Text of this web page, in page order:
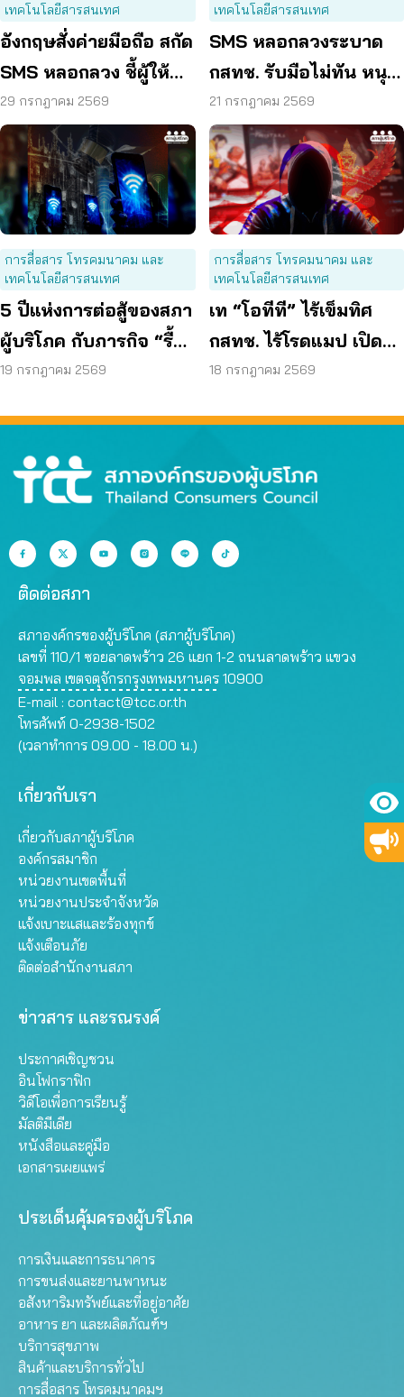
เทคโนโลยีสารสนเทศ
อังกฤษสั่งค่ายมือถือ สกัด
SMS หลอกลวง ชี้ผู้ให้
บริการต้องร่วมรับผิด
29 กรกฎาคม 2569
เทคโนโลยีสารสนเทศ
SMS หลอกลวงระบาด
กสทช. รับมือไม่ทัน หนุน
ใช้ พ.ร.ก. ไซเบอร์ เข้มข้น
21 กรกฎาคม 2569
การสื่อสาร โทรคมนาคม และ
เทคโนโลยีสารสนเทศ
5 ปีแห่งการต่อสู้ของสภา
ผู้บริโภค กับภารกิจ “รื้อ
กสทช.” เพื่อทวงคืนสิทธิ
19 กรกฎาคม 2569
การสื่อสาร โทรคมนาคม และ
เทคโนโลยีสารสนเทศ
เท “โอทีที” ไร้เข็มทิศ
กสทช. ไร้โรดแมป เปิด
ช่องมิจฉาชีพหลอกผู้
18 กรกฎาคม 2569
ติดต่อสภา
สภาองค์กรของผู้บริโภค (สภาผู้บริโภค)
เลขที่ 110/1 ซอยลาดพร้าว 26 แยก 1-2 ถนนลาดพร้าว แขวง
จอมพล เขตจตุจักรกรุงเทพมหานคร 10900
E-mail : contact@tcc.or.th
โทรศัพท์ 0-2938-1502
(เวลาทำการ 09.00 - 18.00 น.)
เกี่ยวกับเรา
เกี่ยวกับสภาผู้บริโภค
องค์กรสมาชิก
หน่วยงานเขตพื้นที่
หน่วยงานประจำจังหวัด
แจ้งเบาะแสและร้องทุกข์
แจ้งเตือนภัย
ติดต่อสำนักงานสภา
ข่าวสาร และรณรงค์
ประกาศเชิญชวน
อินโฟกราฟิก
วิดีโอเพื่อการเรียนรู้
มัลติมีเดีย
หนังสือและคู่มือ
เอกสารเผยแพร่
ประเด็นคุ้มครองผู้บริโภค
การเงินและการธนาคาร
การขนส่งและยานพาหนะ
อสังหาริมทรัพย์และที่อยู่อาศัย
อาหาร ยา และผลิตภัณฑ์ฯ
บริการสุขภาพ
สินค้าและบริการทั่วไป
การสื่อสาร โทรคมนาคมฯ